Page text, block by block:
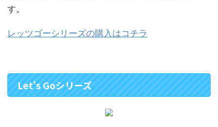
す。
レッツゴーシリーズの購入はコチラ
Let's Goシリーズ